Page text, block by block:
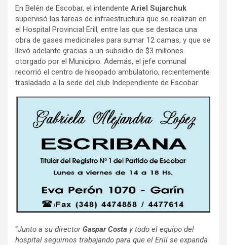
En Belén de Escobar, el intendente Ariel Sujarchuk
supervisó las tareas de infraestructura que se realizan en
el Hospital Provincial Erill, entre las que se destaca una
obra de gases medicinales para sumar 12 camas, y que se
llevó adelante gracias a un subsidio de $3 millones
otorgado por el Municipio. Además, el jefe comunal
recorrió el centro de hisopado ambulatorio, recientemente
trasladado a la sede del club Independiente de Escobar
“Junto a su directorGaspar Costa y todo el equipo del
hospital seguimos trabajando para que el Erill se expanda